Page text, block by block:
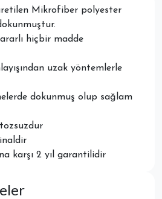
Mikrofiber polyester
hiçbir madde
uzak yöntemlerle
dokunmuş olup sağlam
karşı 2 yıl garantilidir